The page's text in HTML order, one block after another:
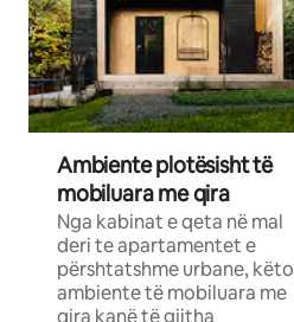
Ambiente plotësisht të
mobiluara me qira
Nga kabinat e qeta në mal
deri te apartamentet e
përshtatshme urbane, këto
ambiente të mobiluara me
qira kanë të gjitha